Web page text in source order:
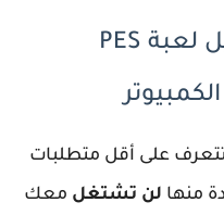
أقل متطلبات تشغيل لعبة PES
على أقل متطلبات
منها لن تشتغل معك